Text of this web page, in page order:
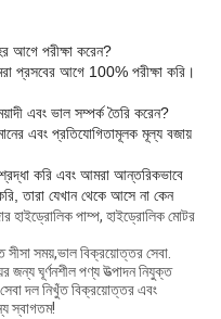
আগে পরীক্ষা করেন?
প্রসবের আগে 100% পরীক্ষা করি।
এবং ভাল সম্পর্ক তৈরি করেন?
এবং প্রতিযোগিতামূলক মূল্য বজায়
করি এবং আমরা আন্তরিকভাবে
তারা যেখান থেকে আসে না কেন
হাইড্রোলিক পাম্প, হাইড্রোলিক মোটর
সময়,ভাল বিক্রয়োত্তর সেবা.
জন্য ঘূর্ণনশীল পণ্য উত্পাদন নিযুক্ত
দল নিখুঁত বিক্রয়োত্তর এবং
স্বাগতম!